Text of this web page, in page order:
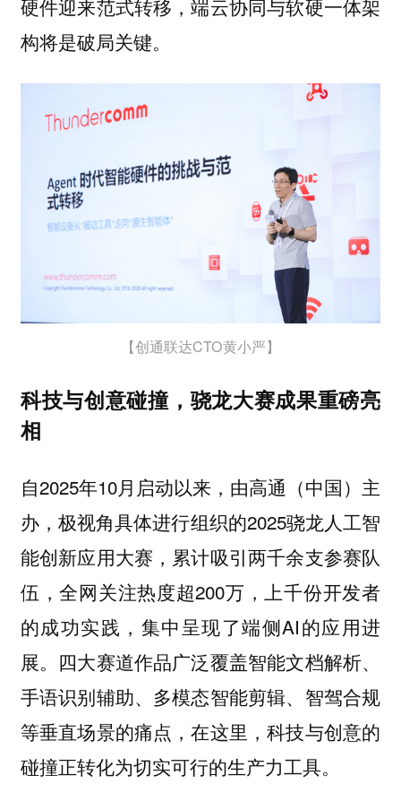
硬件迎来范式转移，端云协同与软硬一体架
构将是破局关键。
【创通联达CTO黄小严】
科技与创意碰撞，骁龙大赛成果重磅亮
相
自2025年10月启动以来，由高通（中国）主
办，极视角具体进行组织的2025骁龙人工智
能创新应用大赛，累计吸引两千余支参赛队
伍，全网关注热度超200万，上千份开发者
的成功实践，集中呈现了端侧AI的应用进
展。四大赛道作品广泛覆盖智能文档解析、
手语识别辅助、多模态智能剪辑、智驾合规
等垂直场景的痛点，在这里，科技与创意的
碰撞正转化为切实可行的生产力工具。